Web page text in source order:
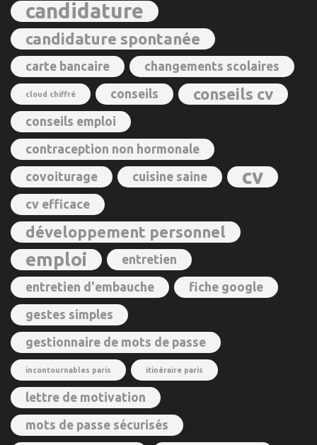
candidature
candidature spontanée
carte bancaire changements scolaires
cloud chiffré conseils conseils cv
conseils emploi
contraception non hormonale
covoiturage cuisine saine cv
cv efficace
développement personnel
emploi entretien
entretien d'embauche fiche google
gestes simples
gestionnaire de mots de passe
incontournables paris itinéraire paris
lettre de motivation
mots de passe sécurisés